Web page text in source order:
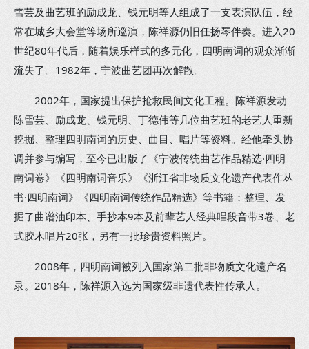
雪芸及曲艺班的励成龙、钱元明等人组成了一支表演队伍，经
常在城乡大会堂等场所巡演，陈祥源仍旧任扬琴伴奏。进入20
世纪80年代后，随着娱乐样式的多元化，四明南词的观众渐渐
流失了。1982年，宁波曲艺团再次解散。
2002年，国家提出保护抢救民间文化工程。陈祥源发动
陈雪芸、励成龙、钱元明、丁德伟等几位曲艺班的老艺人重新
挖掘、整理四明南词的历史、曲目、唱片等资料。经他牵头协
调并参与编写，至今已出版了《宁波传统曲艺作品精选·四明
南词卷》《四明南词音乐》《浙江省非物质文化遗产代表作丛
书·四明南词》《四明南词传统作品精选》等书籍；整理、发
掘了曲谱油印本、手抄本9本及前辈艺人经典唱段音带3卷、老
式胶木唱片20张，另有一批珍贵资料照片。
2008年，四明南词被列入国家第二批非物质文化遗产名
录。2018年，陈祥源入选为国家级非遗代表性传承人。